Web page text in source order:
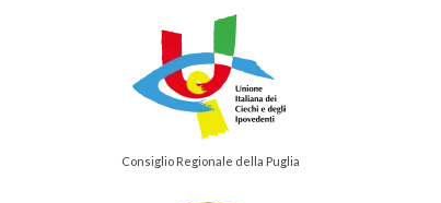
Consiglio Regionale della Puglia